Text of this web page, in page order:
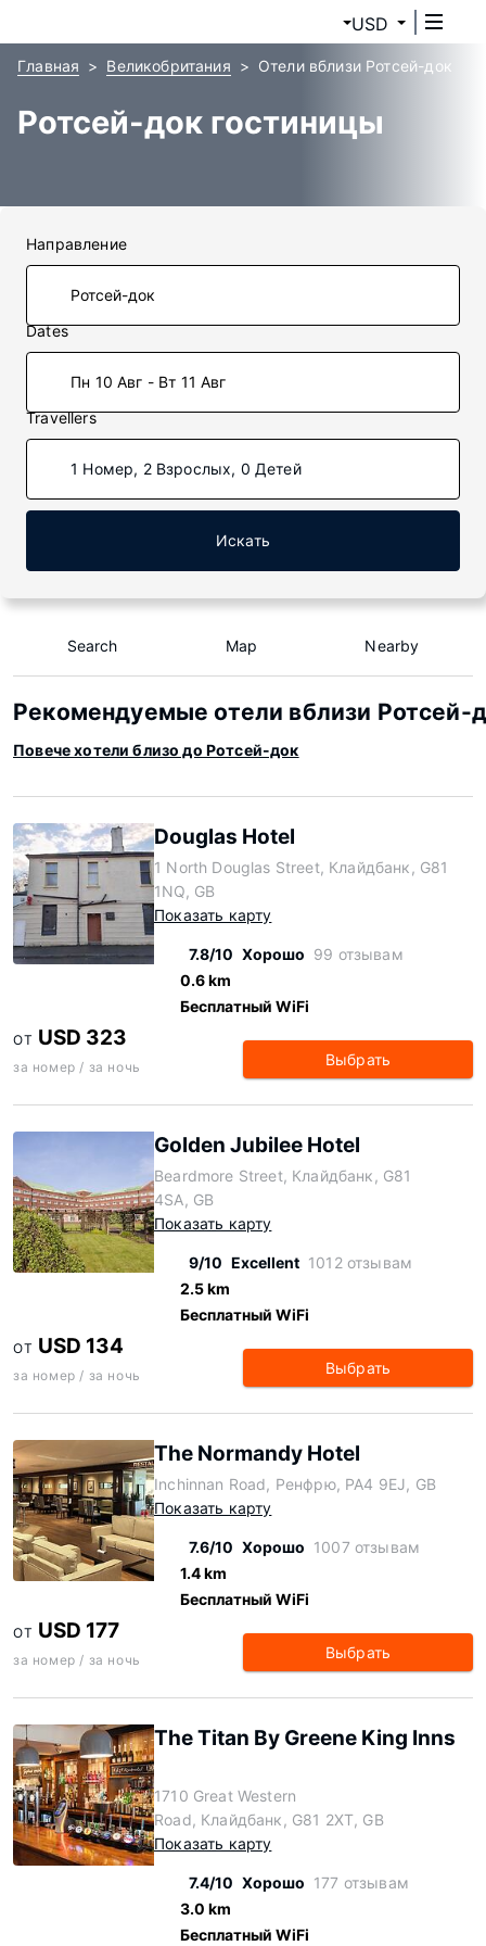
USD
Главная Великобритания Отели вблизи Ротсей-док
Ротсей-док гостиницы
Направление
Dates
Пн 10 Авг - Вт 11 Авг
Travellers
1 Номер, 2 Взрослых, 0 Детей
Искать
Search Map Nearby
Рекомендуемые отели вблизи Ротсей-
Повече хотели близо до Ротсей-док
Douglas Hotel
1 North Douglas Street, Клайдбанк, G81
1NQ, GB
Показать карту
7.8/10 Хорошо 99 отзывам
0.6 km
Бесплатный WiFi
ОТ USD 323
за номер / за ночь Выбрать
Golden Jubilee Hotel
Beardmore Street, Клайдбанк, G81
4SA, GB
Показать карту
9/10 Excellent 1012 отзывам
2.5 km
Бесплатный WiFi
ОТ USD 134
за номер / за ночь Выбрать
The Normandy Hotel
Inchinnan Road, Ренфрю, PA4 9EJ, GB
Показать карту
7.6/10 Хорошо 1007 отзывам
1.4 km
Бесплатный WiFi
ОТ USD 177
за номер / за ночь Выбрать
The Titan By Greene King Inns
1710 Great Western
Road, Клайдбанк, G81 2XT, GB
Показать карту
7.4/10 Хорошо 177 отзывам
3.0 km
Бесплатный WiFi